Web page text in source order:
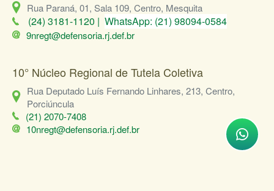
Rua Paraná, 01, Sala 109, Centro, Mesquita
(24) 3181-1120 | WhatsApp: (21) 98094-0584
9nregt@defensoria.rj.def.br
10° Núcleo Regional de Tutela Coletiva
Rua Deputado Luís Fernando Linhares, 213, Centro,
Porciúncula
(21) 2070-7408
10nregt@defensoria.rj.def.br